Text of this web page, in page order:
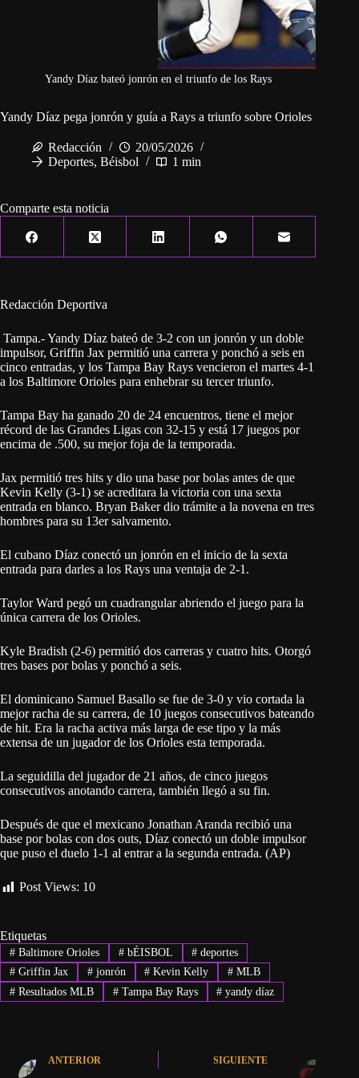
Yandy Díaz bateó jonrón en el triunfo de los Rays
Yandy Díaz pega jonrón y guía a Rays a triunfo sobre Orioles
Redacción
20/05/2026
Deportes, Béisbol 1 min
Comparte esta noticia
Redacción Deportiva
Tampa.- Yandy Díaz bateó de 3-2 con un jonrón y un doble
impulsor, Griffin Jax permitió una carrera y ponchó a seis en
cinco entradas, y los Tampa Bay Rays vencieron el martes 4-1
a los Baltimore Orioles para enhebrar su tercer triunfo.
Tampa Bay ha ganado 20 de 24 encuentros, tiene el mejor
récord de las Grandes Ligas con 32-15 y está 17 juegos por
encima de .500, su mejor foja de la temporada.
Jax permitió tres hits y dio una base por bolas antes de que
Kevin Kelly (3-1) se acreditara la victoria con una sexta
entrada en blanco. Bryan Baker dio trámite a la novena en tres
hombres para su 13er salvamento.
El cubano Díaz conectó un jonrón en el inicio de la sexta
entrada para darles a los Rays una ventaja de 2-1.
Taylor Ward pegó un cuadrangular abriendo el juego para la
única carrera de los Orioles.
Kyle Bradish (2-6) permitió dos carreras y cuatro hits. Otorgó
tres bases por bolas y ponchó a seis.
El dominicano Samuel Basallo se fue de 3-0 y vio cortada la
mejor racha de su carrera, de 10 juegos consecutivos bateando
de hit. Era la racha activa más larga de ese tipo y la más
extensa de un jugador de los Orioles esta temporada.
La seguidilla del jugador de 21 años, de cinco juegos
consecutivos anotando carrera, también llegó a su fin.
Después de que el mexicano Jonathan Aranda recibió una
base por bolas con dos outs, Díaz conectó un doble impulsor
que puso el duelo 1-1 al entrar a la segunda entrada. (AP)
Post Views: 10
Etiquetas
#Baltimore Orioles #bÉISBOL # deportes
#Griffin Jax #jonrón # Kevin Kelly # MLB
#Resultados MLB #Tampa Bay Rays # yandy díaz
ANTERIOR SIGUIENTE